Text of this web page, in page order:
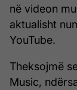
në videon
aktualisht
YouTube.
Theksojmë
Music,